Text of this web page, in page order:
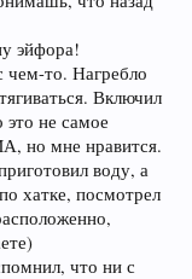
эйфора!
чем-то. Нагребло
Включил
не самое
но мне нравится.
воду, а
хатке, посмотрел
что ни с